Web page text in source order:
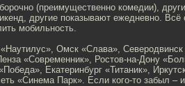
(преимущественно комедии),
другие показывают ежедневно. Всё
мобильность.
Омск «Слава», Северодвинск
«Современник», Ростов-на-Дону
Екатеринбург «Титаник»,
«Синема Парк». Если кого-то забыл –